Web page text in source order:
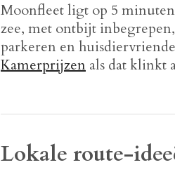
Moonfleet ligt op 5
zee, met ontbijt
parkeren en
Kamerprijzen als dat klinkt
Lokale route-